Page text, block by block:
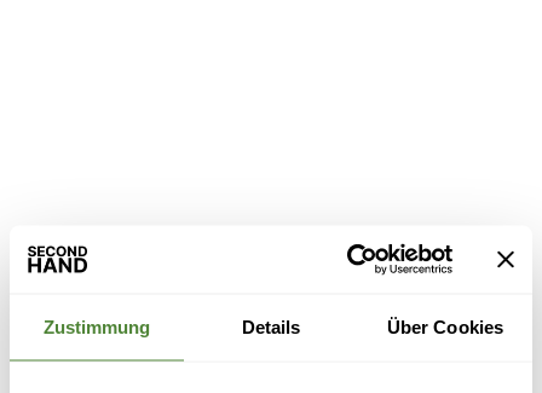
Zustimmung Details Über Cookies